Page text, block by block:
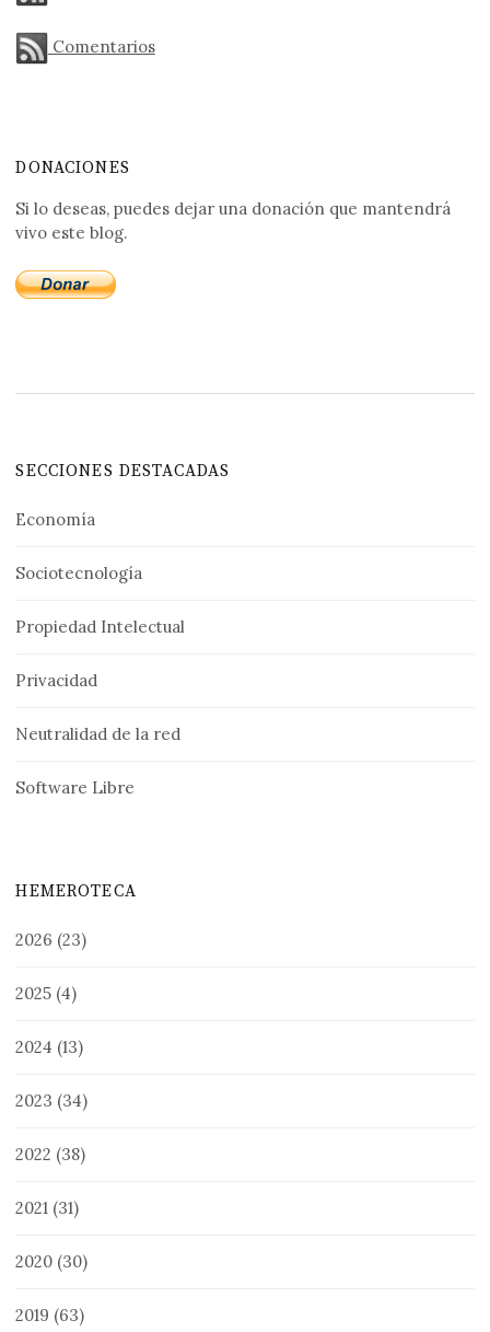
Comentarios
DONACIONES
Si lo deseas, puedes dejar una donación que mantendrá
vivo este blog.
SECCIONES DESTACADAS
Economía
Sociotecnología
Propiedad Intelectual
Privacidad
Neutralidad de la red
Software Libre
HEMEROTECA
2026 (23)
2025 (4)
2024 (13)
2023 (34)
2022 (38)
2021 (31)
2020 (30)
2019 (63)